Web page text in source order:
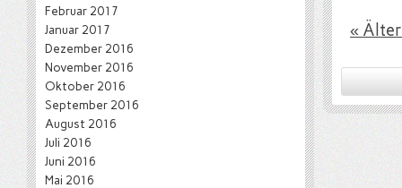
«
Februar 2017
Januar 2017
Dezember 2016
November 2016
Oktober 2016
September 2016
August 2016
Juli 2016
Juni 2016
Mai 2016